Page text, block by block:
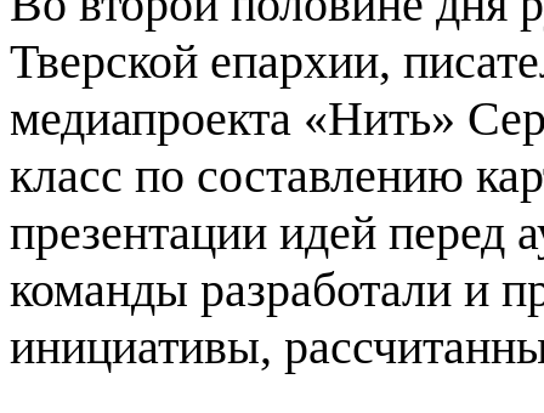
Тверской епархии,
медиапроекта «Нить»
класс по составлению
презентации идей перед
команды разработали и
инициативы,